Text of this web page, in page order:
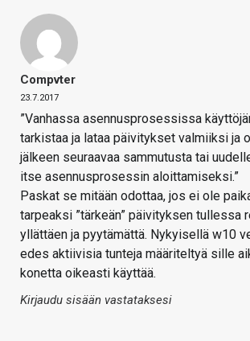
Compvter
23.7.2017
”Vanhassa asennusprosessissa
tarkistaa ja lataa päivitykset valmiiksi ja
jälkeen seuraavaa sammutusta tai
itse asennusprosessin aloittamiseksi.”
Paskat se mitään odottaa, jos ei ole
tarpeaksi ”tärkeän” päivityksen tullessa
yllättäen ja pyytämättä. Nykyisellä w10
edes aktiivisia tunteja määriteltyä sille
konetta oikeasti käyttää.
Kirjaudu sisään vastataksesi